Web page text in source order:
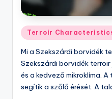
Posted
in
Terroir
Mi a Szekszárdi borvidék
Szekszárdi borvidék
és a kedvező mikroklíma.
segítik a szőlő érését. A